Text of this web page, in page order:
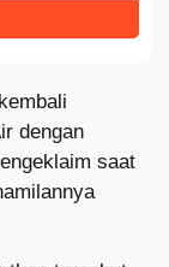
dengan
saat